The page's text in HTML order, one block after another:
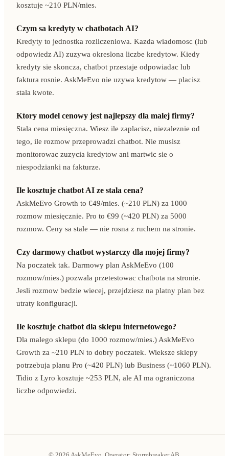
kosztuje ~210 PLN/mies.
Czym sa kredyty w chatbotach AI?
Kredyty to jednostka rozliczeniowa. Kazda wiadomosc (lub
odpowiedz AI) zuzywa okreslona liczbe kredytow. Kiedy
kredyty sie skoncza, chatbot przestaje odpowiadac lub
faktura rosnie. AskMeEvo nie uzywa kredytow — placisz
stala kwote.
Ktory model cenowy jest najlepszy dla malej firmy?
Stala cena miesięczna. Wiesz ile zaplacisz, niezaleznie od
tego, ile rozmow przeprowadzi chatbot. Nie musisz
monitorowac zuzycia kredytow ani martwic sie o
niespodzianki na fakturze.
Ile kosztuje chatbot AI ze stala cena?
AskMeEvo Growth to €49/mies. (~210 PLN) za 1000
rozmow miesięcznie. Pro to €99 (~420 PLN) za 5000
rozmow. Ceny sa stale — nie rosna z ruchem na stronie.
Czy darmowy chatbot wystarczy dla mojej firmy?
Na poczatek tak. Darmowy plan AskMeEvo (100
rozmow/mies.) pozwala przetestowac chatbota na stronie.
Jesli rozmow bedzie wiecej, przejdziesz na platny plan bez
utraty konfiguracji.
Ile kosztuje chatbot dla sklepu internetowego?
Dla malego sklepu (do 1000 rozmow/mies.) AskMeEvo
Growth za ~210 PLN to dobry poczatek. Wieksze sklepy
potrzebuja planu Pro (~420 PLN) lub Business (~1060 PLN).
Tidio z Lyro kosztuje ~253 PLN, ale AI ma ograniczona
liczbe odpowiedzi.